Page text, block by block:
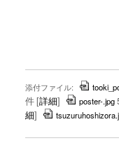
添付ファイル:
件[詳細] poster-.jpg
細]